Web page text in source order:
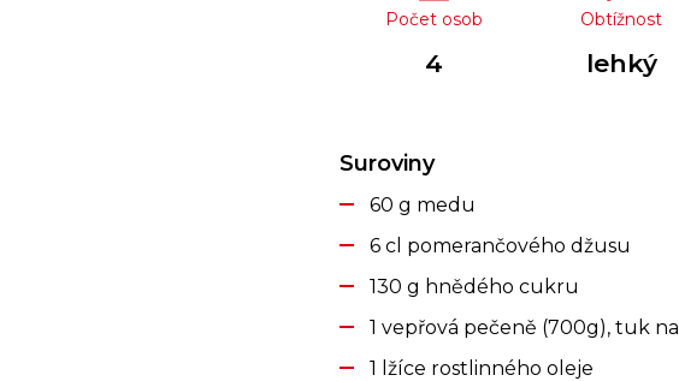
Počet osob
4
Obtížnost
lehký
Suroviny
60 g medu
6 cl pomerančového džusu
130 g hnědého cukru
1 vepřová pečeně (700g), tuk na
1 lžíce rostlinného oleje